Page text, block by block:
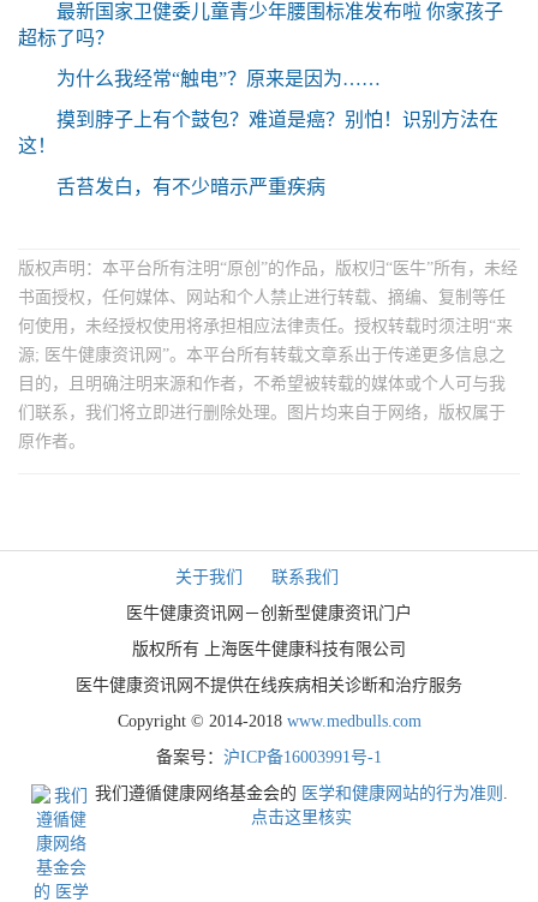
最新国家卫健委儿童青少年腰围标准发布啦 你家孩子
超标了吗？
为什么我经常“触电”？原来是因为……
摸到脖子上有个鼓包？难道是癌？别怕！识别方法在
这！
舌苔发白，有不少暗示严重疾病
版权声明：本平台所有注明“原创”的作品，版权归“医牛”所有，未经
书面授权，任何媒体、网站和个人禁止进行转载、摘编、复制等任
何使用，未经授权使用将承担相应法律责任。授权转载时须注明“来
源; 医牛健康资讯网”。本平台所有转载文章系出于传递更多信息之
目的，且明确注明来源和作者，不希望被转载的媒体或个人可与我
们联系，我们将立即进行删除处理。图片均来自于网络，版权属于
原作者。
关于我们
联系我们
医牛健康资讯网－创新型健康资讯门户
版权所有 上海医牛健康科技有限公司
医牛健康资讯网不提供在线疾病相关诊断和治疗服务
Copyright © 2014-2018 www.medbulls.com
备案号： 沪ICP备16003991号-1
我们遵循健康网络基金会的 医学和健康网站的行为准则 .
点击这里核实